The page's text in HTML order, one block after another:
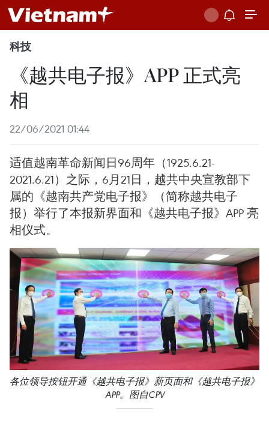
科技
《越共电子报》APP 正式亮
相
22/06/2021 01:44
适值越南革命新闻日96周年（1925.6.21-
2021.6.21）之际，6月21日，越共中央宣教部下
属的《越南共产党电子报》（简称越共电子
报）举行了本报新界面和《越共电子报》APP 亮
相仪式。
各位领导按钮开通《越共电子报》新页面和《越共电子报》
APP。图自CPV